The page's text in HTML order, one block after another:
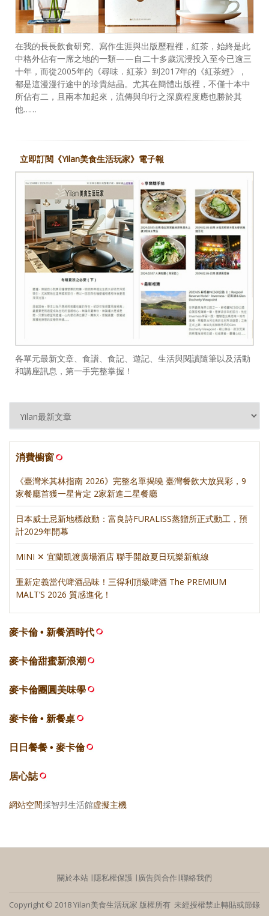
在我的長長飲食研究、寫作生涯與出版歷程裡，紅茶，始終是此
中格外佔有一席之地的一類——自二十多歲沉浸投入至今已逾三
十年，而從2005年的《尋味．紅茶》到2017年的《紅茶經》，
都是這漫漫行途中的珍貴結晶。尤其在簡體出版裡，不僅十本中
所佔有二，且兩本加起來，流傳與印行之深廣程度應也勝於其
他……
立即訂閱《Yilan美食生活玩家》電子報
各單元最新文章、食譜、食記、遊記、生活與閱讀隨筆以及活動
和講座訊息，第一手完整掌握！
消費櫥窗
《臺灣米其林指南 2026》完整名單揭曉 臺灣餐飲大放異彩，9
家餐廳首獲一星肯定 2家新進二星餐廳
日本威士忌新地標啟動：富良詩FURALISS蒸餾所正式動工，預
計2029年開幕
MINI ✕ 宜蘭凱渡廣場酒店 聯手開啟夏日玩樂新航線
重新定義當代啤酒品味！三得利頂級啤酒 The PREMIUM
MALT’S 2026 質感進化！
麥卡倫 • 新餐酒時代
麥卡倫甜蜜新浪潮
麥卡倫團圓美味學
麥卡倫 • 新餐桌
日日餐餐 • 麥卡倫
居心誌
網站空間採智邦生活館虛擬主機
關於本站 ∣隱私權保護 ∣ 廣告與合作∣聯絡我們
Copyright © 2018 Yilan美食生活玩家 版權所有 未經授權禁止轉貼或節錄